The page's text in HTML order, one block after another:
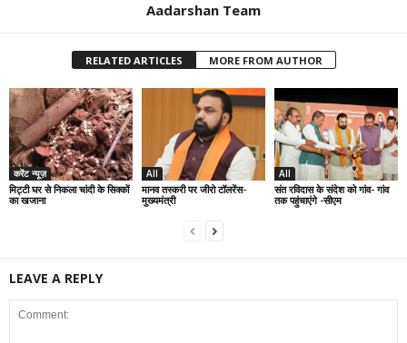
Aadarshan Team
RELATED ARTICLES MORE FROM AUTHOR
करेंट न्यूज़
मिट्टी घर से निकला चांदी के सिक्कों
का खजाना
All
मानव तस्करी पर जीरो टॉलरेंस-
मुख्यमंत्री
All
संत रविदास के संदेश को गांव- गांव
तक पहुंचाएंगे -सीएम
LEAVE A REPLY